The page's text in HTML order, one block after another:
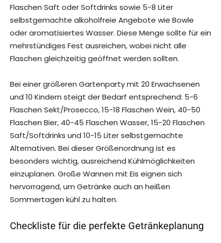
Flaschen Saft oder Softdrinks sowie 5-8 Liter
selbstgemachte alkoholfreie Angebote wie Bowle
oder aromatisiertes Wasser. Diese Menge sollte für ein
mehrstündiges Fest ausreichen, wobei nicht alle
Flaschen gleichzeitig geöffnet werden sollten.
Bei einer größeren Gartenparty mit 20 Erwachsenen
und 10 Kindern steigt der Bedarf entsprechend: 5-6
Flaschen Sekt/Prosecco, 15-18 Flaschen Wein, 40-50
Flaschen Bier, 40-45 Flaschen Wasser, 15-20 Flaschen
Saft/Softdrinks und 10-15 Liter selbstgemachte
Alternativen. Bei dieser Größenordnung ist es
besonders wichtig, ausreichend Kühlmöglichkeiten
einzuplanen. Große Wannen mit Eis eignen sich
hervorragend, um Getränke auch an heißen
Sommertagen kühl zu halten.
Checkliste für die perfekte Getränkeplanung